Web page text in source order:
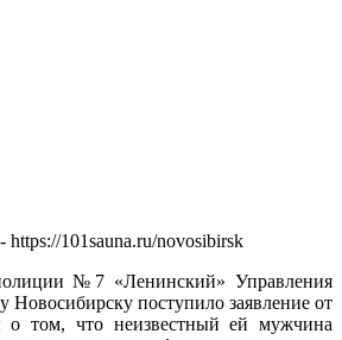
101sauna.ru/novosibirsk
№7 «Ленинский» Управления
поступило заявление от
о том, что неизвестный ей мужчина